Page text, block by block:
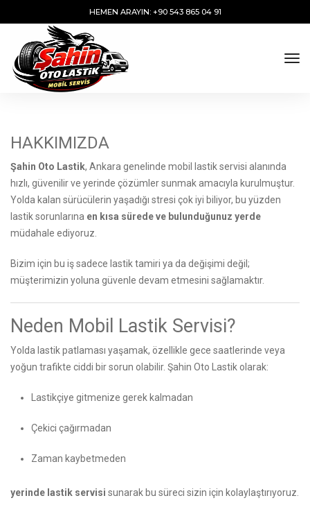
HEMEN ARAYIN: +90 543 865 04 91
HAKKIMIZDA
Şahin Oto Lastik, Ankara genelinde mobil lastik servisi alanında
hızlı, güvenilir ve yerinde çözümler sunmak amacıyla kurulmuştur.
Yolda kalan sürücülerin yaşadığı stresi çok iyi biliyor, bu yüzden
lastik sorunlarına en kısa sürede ve bulunduğunuz yerde
müdahale ediyoruz.
Bizim için bu iş sadece lastik tamiri ya da değişimi değil;
müşterimizin yoluna güvenle devam etmesini sağlamaktır.
Neden Mobil Lastik Servisi?
Yolda lastik patlaması yaşamak, özellikle gece saatlerinde veya
yoğun trafikte ciddi bir sorun olabilir. Şahin Oto Lastik olarak:
Lastikçiye gitmenize gerek kalmadan
Çekici çağırmadan
Zaman kaybetmeden
yerinde lastik servisi sunarak bu süreci sizin için kolaylaştırıyoruz.